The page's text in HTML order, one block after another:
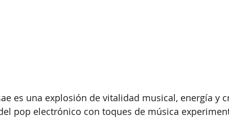
es una explosión de vitalidad musical, energía y
pop electrónico con toques de música